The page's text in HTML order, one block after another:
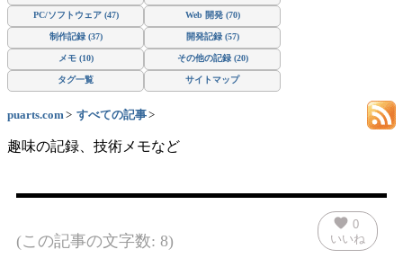
PC/ソフトウェア (47) Web 開発 (70)
制作記録 (37) 開発記録 (57)
メモ (10) その他の記録 (20)
タグ一覧 サイトマップ
puarts.com すべての記事
趣味の記録、技術メモなど
(この記事の文字数: 8)
favorite 0
いいね